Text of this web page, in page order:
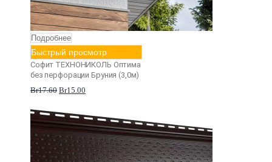
Подробнее
Быстрый просмотр
Софит ТЕХНОНИКОЛЬ Оптима
без перфорации Бруния (3,0м)
Br17.60 Br15.00